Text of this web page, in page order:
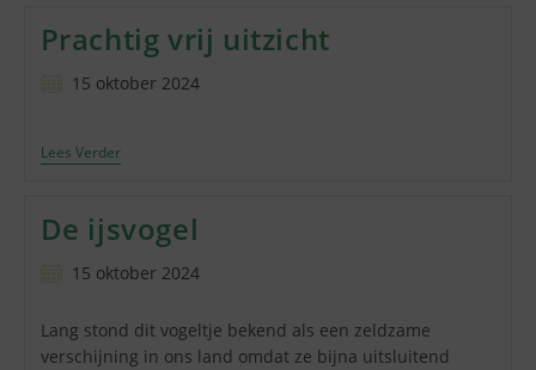
Prachtig vrij uitzicht
Bericht15 oktober 2024
Lees VerderPrachtig
Vrij
De ijsvogel
Bericht
op:
15 oktober 2024
Lang stond dit vogeltje bekend als een zeldzame
verschijning in ons land omdat ze bijna uitsluitend